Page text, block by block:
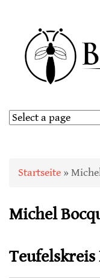
Sie sind hier
Startseite »
Michel